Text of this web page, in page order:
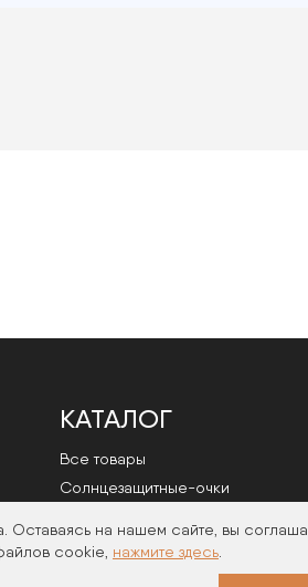
на нашем сайте, вы
cookie, нажмите здесь
КАТАЛОГ
Все товары
Cолнцезащитные-очки